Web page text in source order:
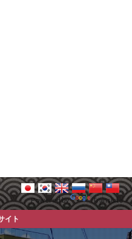
Powered by Translate